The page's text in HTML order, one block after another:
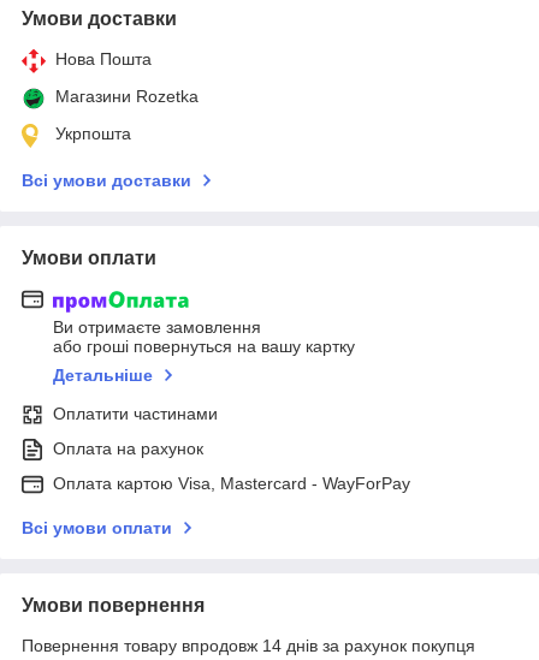
Умови доставки
Нова Пошта
Магазини Rozetka
Укрпошта
Всі умови доставки
Умови оплати
Ви отримаєте замовлення
або гроші повернуться на вашу картку
Детальніше
Оплатити частинами
Оплата на рахунок
Оплата картою Visa, Mastercard - WayForPay
Всі умови оплати
Умови повернення
Повернення товару впродовж 14 днів за рахунок покупця